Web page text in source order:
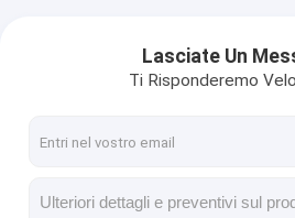
Bobina laminata a freddo di
strato laminato a caldo di
Lasciate Un
Ti Risponderemo